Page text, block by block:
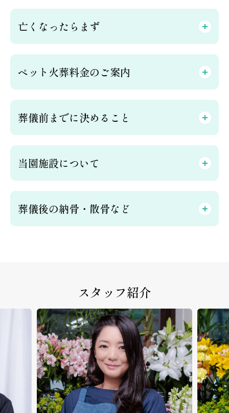
亡くなったらまず
ペット火葬料金のご案内
葬儀前までに決めること
当園施設について
葬儀後の納骨・散骨など
スタッフ紹介